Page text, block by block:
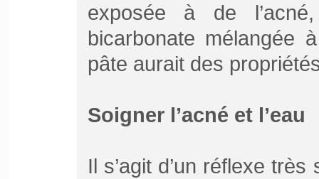
exposée à de
bicarbonate mélangée
pâte aurait des
Soigner l’acné et l’eau
Il s’agit d’un réflexe